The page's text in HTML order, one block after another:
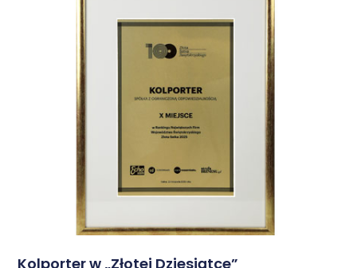
Kolporter w „Złotej Dziesiątce”